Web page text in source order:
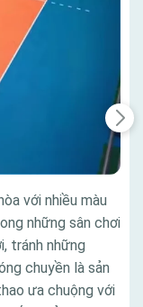
với nhiều màu
những sân chơi
tránh những
chuyền là sản
ưa chuộng với